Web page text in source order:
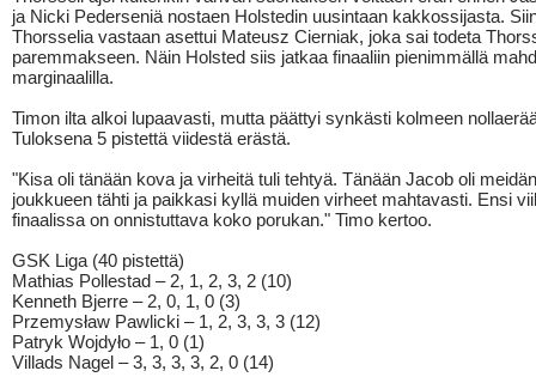
ja Nicki Pederseniä nostaen Holstedin uusintaan kakkossijasta.
Thorsselia vastaan asettui Mateusz Cierniak, joka sai todeta
paremmakseen. Näin Holsted siis jatkaa finaaliin pienimmällä
marginaalilla.
Timon ilta alkoi lupaavasti, mutta päättyi synkästi kolmeen
Tuloksena 5 pistettä viidestä erästä.
"Kisa oli tänään kova ja virheitä tuli tehtyä. Tänään Jacob oli meidän
joukkueen tähti ja paikkasi kyllä muiden virheet mahtavasti. Ensi
finaalissa on onnistuttava koko porukan." Timo kertoo.
GSK Liga (40 pistettä)
Mathias Pollestad – 2, 1, 2, 3, 2 (10)
Kenneth Bjerre – 2, 0, 1, 0 (3)
Przemysław Pawlicki – 1, 2, 3, 3, 3 (12)
Patryk Wojdyło – 1, 0 (1)
Villads Nagel – 3, 3, 3, 3, 2, 0 (14)